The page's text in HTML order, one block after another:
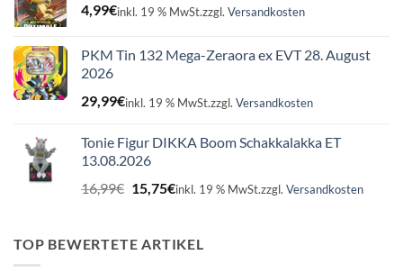
4,99€inkl. 19 % MwSt.zzgl. Versandkosten
PKM Tin 132 Mega-Zeraora ex EVT 28. August
2026
29,99€inkl. 19 % MwSt.zzgl. Versandkosten
Tonie Figur DIKKA Boom Schakkalakka ET
13.08.2026
16,99€ Ursprünglicher
Preis
16,99€
15,75€Aktueller
15,75€.
inkl. 19 % MwSt.zzgl. Versandkosten
TOP BEWERTETE ARTIKEL